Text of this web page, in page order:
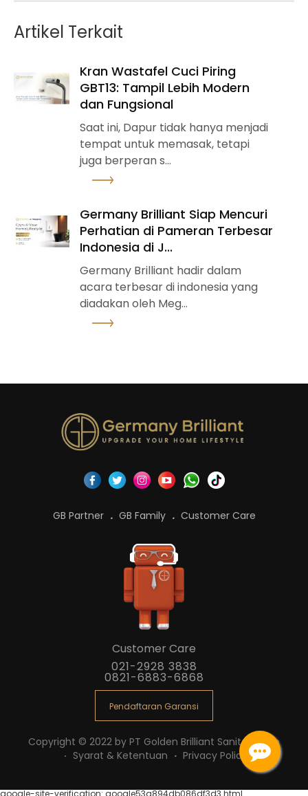
Artikel Terkait
Kran Wastafel Cuci Piring
GBT13: Tampil Lebih Modern
dan Fungsional
Saat ini, Dapur tidak hanya menjadi
tempat untuk memasak, tetapi
juga berperan s...
Germany Brilliant Siap Mencuri
Perhatian di Pameran Terbesar
Indonesia di J...
Germany Brilliant hadir dalam
acara terbesar di indonesia yang
diadakan oleh Meg...
GB Partner GB Family Customer Care
Customer Care
021-2928 3838
0821-6883-6868
Pendaftaran Garansi
Copyright © 2022 by PT Golden Brilliant Sanitaryware
Syarat & Ketentuan
Privacy Policy